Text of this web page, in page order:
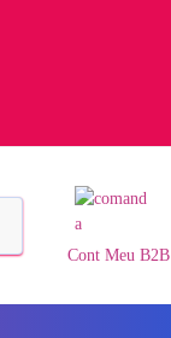
Cont Meu B2B